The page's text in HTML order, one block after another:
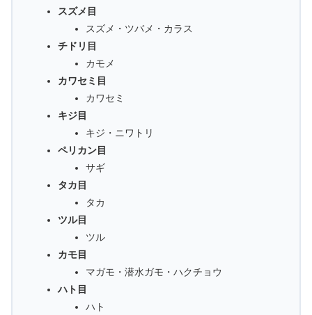
スズメ目
スズメ・ツバメ・カラス
チドリ目
カモメ
カワセミ目
カワセミ
キジ目
キジ・ニワトリ
ペリカン目
サギ
タカ目
タカ
ツル目
ツル
カモ目
マガモ・潜水ガモ・ハクチョウ
ハト目
ハト